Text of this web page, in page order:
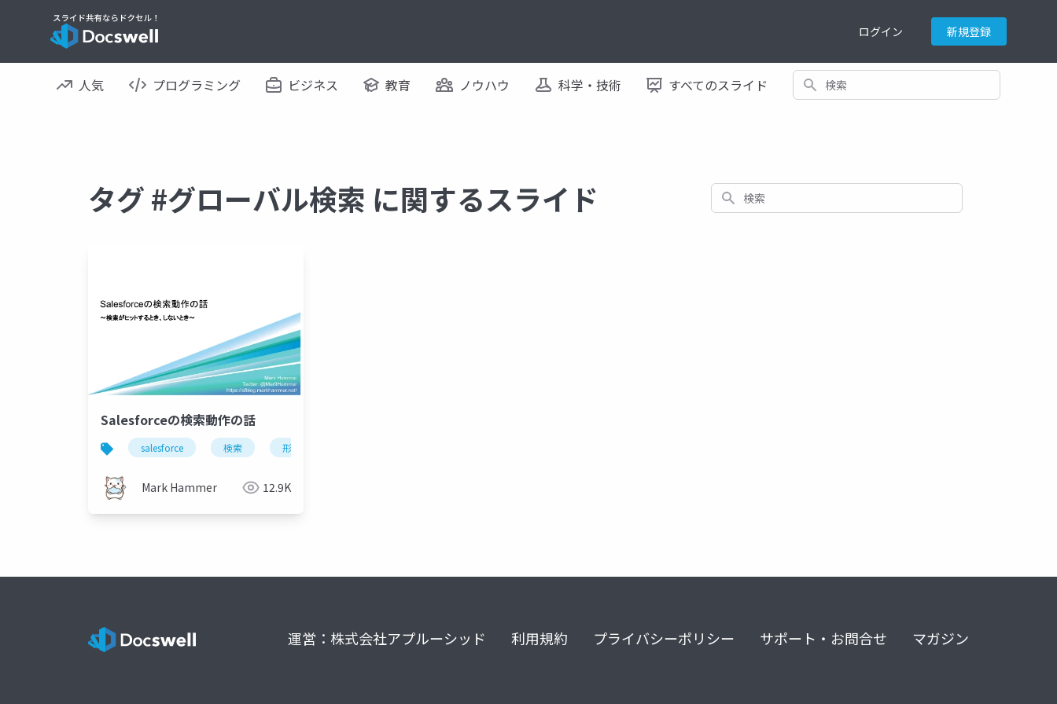
ログイン 新規登録
人気 プログラミング ビジネス 教育 ノウハウ 科学・技術 すべてのスライド 検索
タグ #グローバル検索 に関するスライド 検索
Salesforceの検索動作の話
salesforce 検索 形態素解析
Mark Hammer 12.9K
運営：株式会社アプルーシッド 利用規約 プライバシーポリシー サポート・お問合せ マガジン